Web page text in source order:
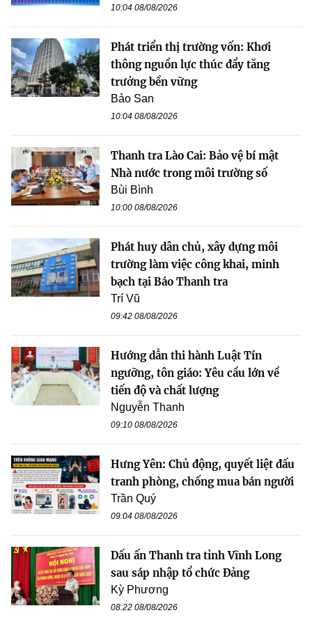
10:04 08/08/2026
Phát triển thị trường vốn: Khơi
thông nguồn lực thúc đẩy tăng
trưởng bền vững
Bảo San
10:04 08/08/2026
Thanh tra Lào Cai: Bảo vệ bí mật
Nhà nước trong môi trường số
Bùi Bình
10:00 08/08/2026
Phát huy dân chủ, xây dựng môi
trường làm việc công khai, minh
bạch tại Báo Thanh tra
Trí Vũ
09:42 08/08/2026
Hướng dẫn thi hành Luật Tín
ngưỡng, tôn giáo: Yêu cầu lớn về
tiến độ và chất lượng
Nguyễn Thanh
09:10 08/08/2026
Hưng Yên: Chủ động, quyết liệt đấu
tranh phòng, chống mua bán người
Trần Quý
09:04 08/08/2026
Dấu ấn Thanh tra tỉnh Vĩnh Long
sau sáp nhập tổ chức Đảng
Kỳ Phương
08:22 08/08/2026